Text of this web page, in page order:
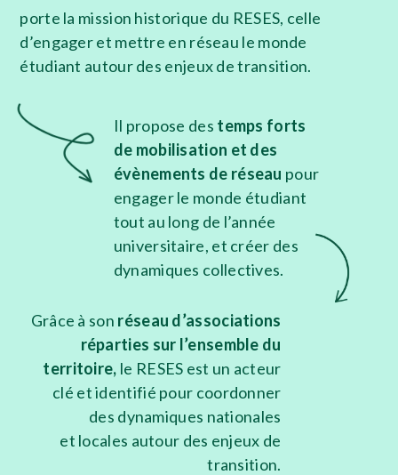
porte la mission historique du RESES, celle
d’engager et mettre en réseau le monde
étudiant autour des enjeux de transition.
Il propose des temps forts
de mobilisation et des
évènements de réseau pour
engager le monde étudiant
tout au long de l’année
universitaire, et créer des
dynamiques collectives.
Grâce à son réseau d’associations
réparties sur l’ensemble du
territoire, le RESES est un acteur
clé et identifié pour coordonner
des dynamiques nationales
et locales autour des enjeux de
transition.